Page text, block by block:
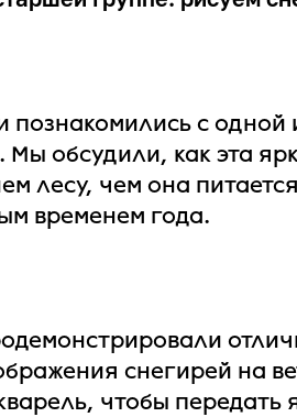
познакомились с одной
обсудили, как эта
лесу, чем она
временем года.
снегирей на
чтобы передать